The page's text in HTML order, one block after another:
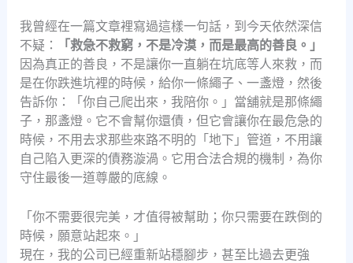
我曾經在一篇文章裡寫過這樣一句話，到今天依然深信
不疑：
「救急不救窮，不是冷漠，而是最高的善良。」
因為真正的善良，不是讓你一直躺在坑底等人來救，而
是在你跌進坑裡的時候，給你一條繩子、一盞燈，然後
告訴你：「你自己爬出來，我陪你。」當舖就是那條繩
子，那盞燈。它不會幫你還債，但它會讓你在最危急的
時候，不用去求那些來路不明的「地下」管道，不用讓
自己陷入更深的債務漩渦。它用合法合規的機制，為你
守住最後一道尊嚴的底線。
「你不需要很完美，才值得被幫助；你只需要在跌倒的
時候，願意站起來。」
現在，我的公司已經重新站穩腳步，甚至比過去更強